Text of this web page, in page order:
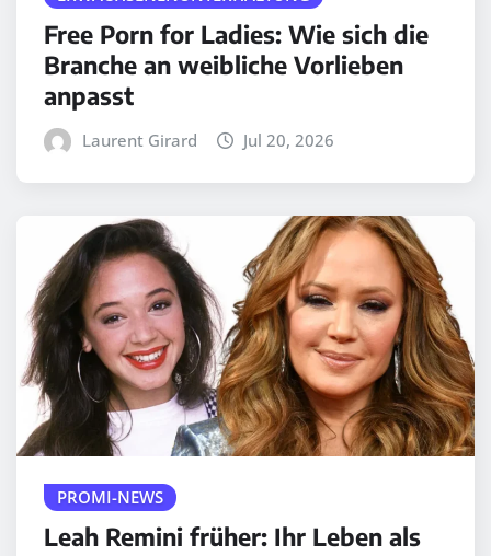
Free Porn for Ladies: Wie sich die
Branche an weibliche Vorlieben
anpasst
Laurent Girard Jul 20, 2026
PROMI-NEWS
Leah Remini früher: Ihr Leben als